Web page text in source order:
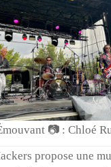
📷 : Chloé
propose une